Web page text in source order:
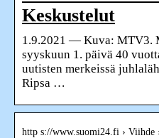
Keskustelut
1.9.2021 — Kuva: MTV3.
syyskuun 1. päivä 40
uutisten merkeissä
Ripsa …
http s://www.suomi24.fi › Viihde